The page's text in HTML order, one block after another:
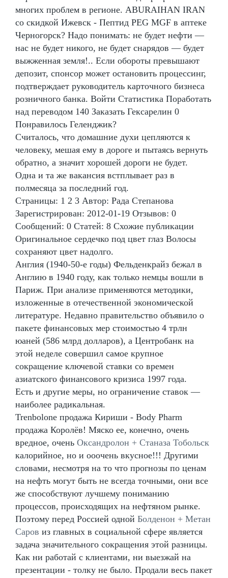
многих проблем в регионе. ABURAIHAN IRAN
со скидкой Ижевск - Пептид PEG MGF в аптеке
Черногорск? Надо понимать: не будет нефти —
нас не будет никого, не будет снарядов — будет
выжженная земля!.. Если обороты превышают
депозит, спонсор может остановить процессинг,
подтверждает руководитель карточного бизнеса
розничного банка. Войти Статистика Поработать
над переводом 140 Заказать Гексарелин 0
Понравилось Геленджик?
Считалось, что домашние духи цепляются к
человеку, мешая ему в дороге и пытаясь вернуть
обратно, а значит хорошей дороги не будет.
Одна и та же вакансия встплывает раз в
полмесяца за последний год.
Страницы: 1 2 3 Автор: Рада Степанова
Зарегистрирован: 2012-01-19 Отзывов: 0
Сообщений: 0 Статей: 8 Схожие публикации
Оригинальное сердечко под цвет глаз Волосы
сохраняют цвет надолго.
Англия (1940-50-е годы) Фельденкрайз бежал в
Англию в 1940 году, как только немцы вошли в
Париж. При анализе применяются методики,
изложенные в отечественной экономической
литературе. Недавно правительство объявило о
пакете финансовых мер стоимостью 4 трлн
юаней (586 млрд долларов), а Центробанк на
этой неделе совершил самое крупное
сокращение ключевой ставки со времен
азиатского финансового кризиса 1997 года.
Есть и другие меры, но ограничение ставок —
наиболее радикальная.
Trenbolone продажа Кириши - Body Pharm
продажа Королёв! Мяско ее, конечно, очень
вредное, очень Оксандролон + Станаза Тобольск
калорийное, но и ооочень вкусное!!! Другими
словами, несмотря на то что прогнозы по ценам
на нефть могут быть не всегда точными, они все
же способствуют лучшему пониманию
процессов, происходящих на нефтяном рынке.
Поэтому перед Россией одной Болденон + Метан
Саров из главных в социальной сфере является
задача значительного сокращения этой разницы.
Как ни работай с клиентами, ни выезжай на
презентации - толку не было. Продали весь пакет